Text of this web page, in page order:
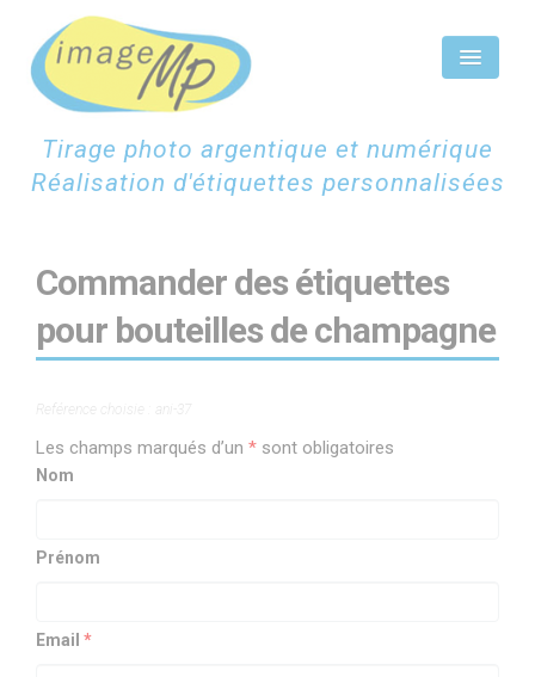
Tirage photo argentique et numérique
Réalisation d'étiquettes personnalisées
ÉTIQUETTES CHAMPAGNE
ÉTIQUETTES PERSONNALISÉES
CONTACTEZ-NOUS
Commander des étiquettes
pour bouteilles de champagne
Reférence choisie : ani-37
Les champs marqués d’un * sont obligatoires
Nom
Prénom
Email *
Panneau de gestion des cookies